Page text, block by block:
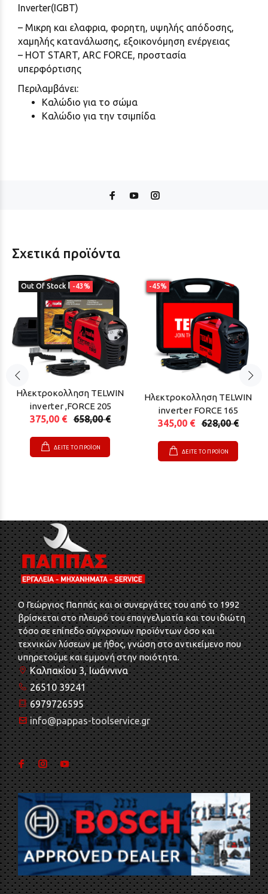
Inverter(IGBT)
– Μικρη και ελαφρια, φορητη, υψηλής απόδοσης,
χαμηλής κατανάλωσης, εξοικονόμηση ενέργειας
– HOT START, ARC FORCE, προστασία
υπερφόρτισης
Περιλαμβάνει:
Καλώδιο για το σώμα
Καλώδιο για την τσιμπίδα
Σχετικά προϊόντα
Out Of Stock -43%
Ηλεκτροκολληση TELWIN
inverter ,FORCE 205
375,00 € 658,00 €
ΔΕΙΤΕ ΤΟ ΠΡΟΪΟΝ
-45%
Ηλεκτροκολληση TELWIN
inverter FORCE 165
345,00 € 628,00 €
ΔΕΙΤΕ ΤΟ ΠΡΟΪΟΝ
O Γεώργιος Παππάς και οι συνεργάτες του από το 1992
βρίσκεται στο πλευρό του επαγγελματία και του ιδιώτη
τόσο σε επίπεδο σύγχρονων προϊόντων όσο και
τεχνικών λύσεων με ήθος, γνώση στο αντικείμενο που
υπηρετούμε και εμμονή στην ποιότητα.
Καλπακίου 3, Ιωάννινα
26510 39241
6979726595
info@pappas-toolservice.gr